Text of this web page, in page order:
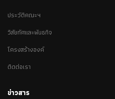
ประวัติคณะฯ
วิสัยทัศและพันธกิจ
โครงสร้างองค์
ติดต่อเรา
ข่าวสาร